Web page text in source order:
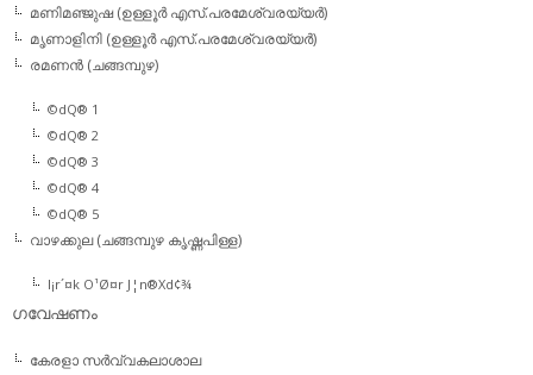
മണിമഞ്ജുഷ (ഉള്ളൂര്‍ എസ്.പരമേശ്വരയ്യര്‍)
മൃണാളിനി (ഉള്ളൂര്‍ എസ്.പരമേശ്വരയ്യര്‍)
രമണന്‍ (ചങ്ങമ്പുഴ)
©dQ® 1
©dQ® 2
©dQ® 3
©dQ® 4
©dQ® 5
വാഴക്കുല (ചങ്ങമ്പുഴ കൃഷ്ണപിള്ള)
l¡r´¤k O¹Ø¤r J¦n®Xd¢¾
ഗവേഷണം
കേരളാ സര്‍വ്വകലാശാല